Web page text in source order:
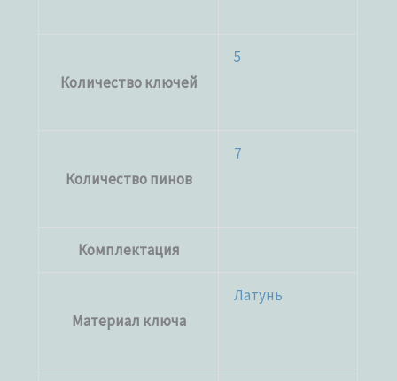
Количество ключей
5
Количество пинов
7
Комплектация
Материал ключа
Латунь